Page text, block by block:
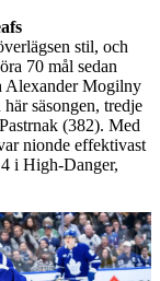
stil, och
70 mål sedan
Alexander Mogilny
säsongen, tredje
(382). Med
nionde effektivast
i High-Danger,